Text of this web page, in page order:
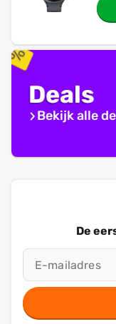
Deals
Bekijk alle
De